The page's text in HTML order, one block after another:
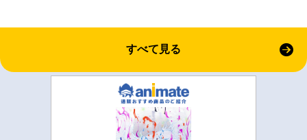
すべて見る